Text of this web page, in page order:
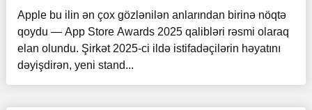
Apple bu ilin ən çox gözlənilən anlarından birinə nöqtə
qoydu — App Store Awards 2025 qalibləri rəsmi olaraq
elan olundu. Şirkət 2025-ci ildə istifadəçilərin həyatını
dəyişdirən, yeni stand...